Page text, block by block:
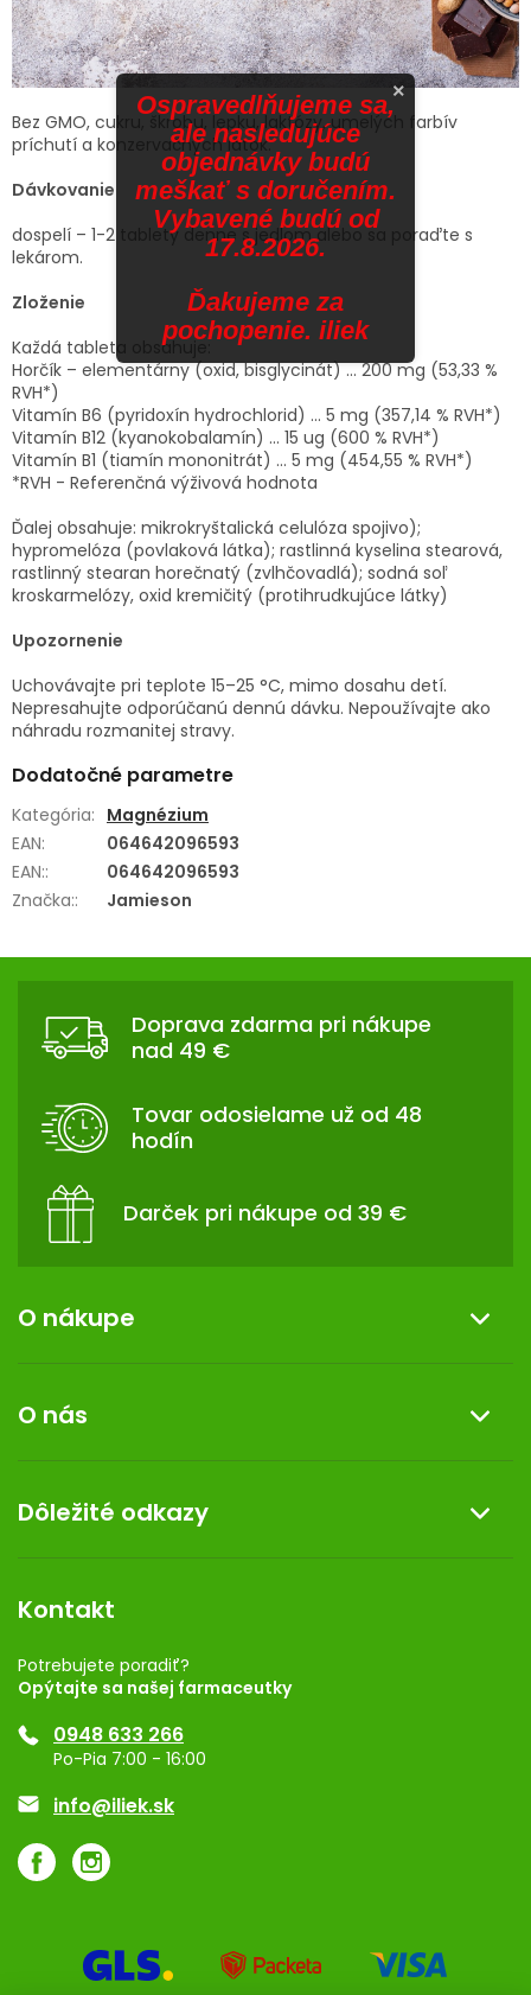
Bez GMO, cukru, škrobu, lepku, laktózy, umelých farbív
príchutí a konzervačných látok.
Dávkovanie
dospelí – 1-2 tablety denne s jedlom alebo sa poraďte s
lekárom.
Zloženie
Každá tableta obsahuje:
Horčík – elementárny (oxid, bisglycinát) ... 200 mg (53,33 %
RVH*)
Vitamín B6 (pyridoxín hydrochlorid) ... 5 mg (357,14 % RVH*)
Vitamín B12 (kyanokobalamín) ... 15 ug (600 % RVH*)
Vitamín B1 (tiamín mononitrát) ... 5 mg (454,55 % RVH*)
*RVH - Referenčná výživová hodnota
Ďalej obsahuje: mikrokryštalická celulóza spojivo);
hypromelóza (povlaková látka); rastlinná kyselina stearová,
rastlinný stearan horečnatý (zvlhčovadlá); sodná soľ
kroskarmelózy, oxid kremičitý (protihrudkujúce látky)
Upozornenie
Uchovávajte pri teplote 15–25 °C, mimo dosahu detí.
Nepresahujte odporúčanú dennú dávku. Nepoužívajte ako
náhradu rozmanitej stravy.
Dodatočné parametre
Kategória: Magnézium
EAN:
064642096593
EAN::
064642096593
Značka:: Jamieson
Doprava zdarma pri nákupe
nad 49 €
Tovar odosielame už od 48
hodín
Darček pri nákupe od 39 €
O nákupe
Reklamácia a vrátenie tovaru
Doprava a platba
Darček k nákupu
O nás
Kontakt
Dermocentrum
Dôležité odkazy
Rozhodnutie na prevádzku
Registrácia
Ponuka pre firmy
Značky
Kontakt
Potrebujete poradiť?
Opýtajte sa našej farmaceutky
0948 633 266
Po-Pia 7:00 - 16:00
info@iliek.sk
×
Ospravedlňujeme sa,
ale nasledujúce
objednávky budú
meškať s doručením.
Vybavené budú od
17.8.2026.
Ďakujeme za
pochopenie. iliek